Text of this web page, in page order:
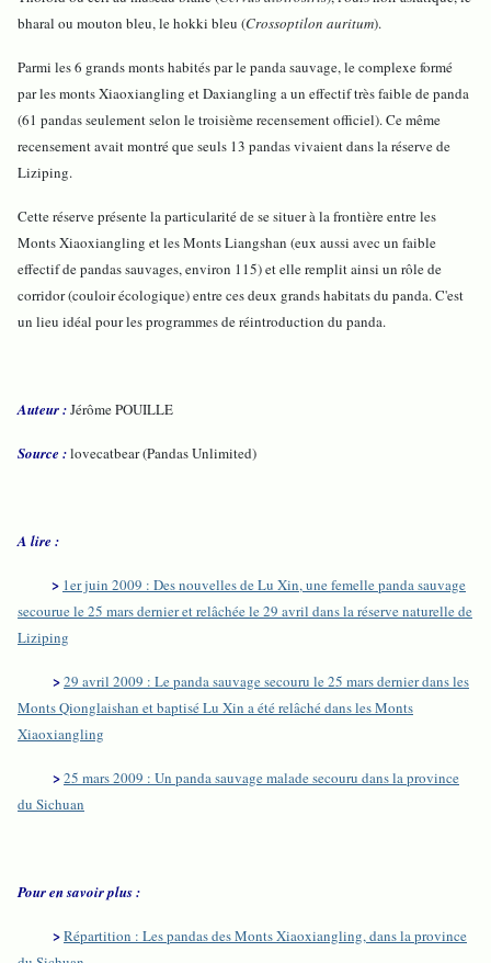
bharal ou mouton bleu, le hokki bleu (Crossoptilon auritum).
Parmi les 6 grands monts habités par le panda sauvage, le complexe formé
par les monts Xiaoxiangling et Daxiangling a un effectif très faible de panda
(61 pandas seulement selon le troisième recensement officiel). Ce même
recensement avait montré que seuls 13 pandas vivaient dans la réserve de
Liziping.
Cette réserve présente la particularité de se situer à la frontière entre les
Monts Xiaoxiangling et les Monts Liangshan (eux aussi avec un faible
effectif de pandas sauvages, environ 115) et elle remplit ainsi un rôle de
corridor (couloir écologique) entre ces deux grands habitats du panda. C'est
un lieu idéal pour les programmes de réintroduction du panda.
Auteur :Jérôme POUILLE
Source :lovecatbear (Pandas Unlimited)
A lire :
> 1er juin 2009 : Des nouvelles de Lu Xin, une femelle panda sauvage
secourue le 25 mars dernier et relâchée le 29 avril dans la réserve naturelle de
Liziping
>29 avril 2009 : Le panda sauvage secouru le 25 mars dernier dans les
Monts Qionglaishan et baptisé Lu Xin a été relâché dans les Monts
Xiaoxiangling
>25 mars 2009 : Un panda sauvage malade secouru dans la province
du Sichuan
Pour en savoir plus :
>Répartition : Les pandas des Monts Xiaoxiangling, dans la province